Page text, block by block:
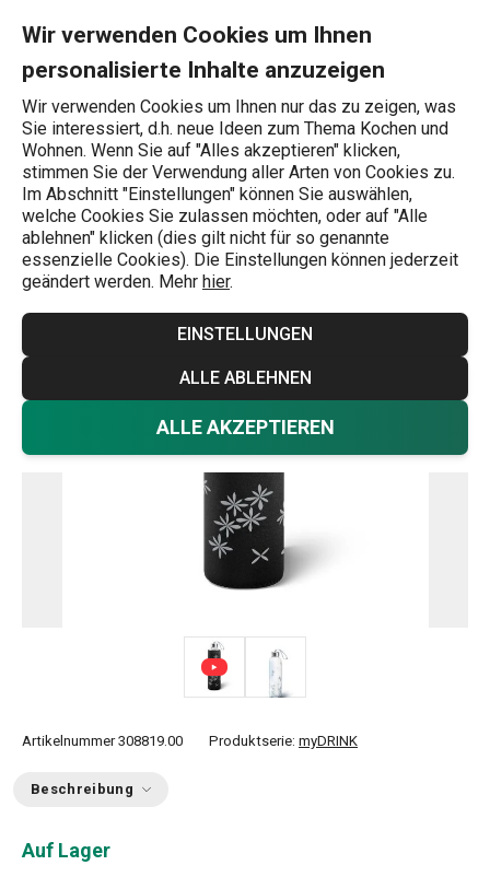
Wir verwenden Cookies um Ihnen
personalisierte Inhalte anzuzeigen
Wir verwenden Cookies um Ihnen nur das zu zeigen, was
Sie interessiert, d.h. neue Ideen zum Thema Kochen und
Wohnen. Wenn Sie auf "Alles akzeptieren" klicken,
stimmen Sie der Verwendung aller Arten von Cookies zu.
Im Abschnitt "Einstellungen" können Sie auswählen,
welche Cookies Sie zulassen möchten, oder auf "Alle
ablehnen" klicken (dies gilt nicht für so genannte
essenzielle Cookies). Die Einstellungen können jederzeit
geändert werden. Mehr hier.
EINSTELLUNGEN
ALLE ABLEHNEN
ALLE AKZEPTIEREN
Wonach suchen Sie?
Flaschen
Glasflasche mit Thermohülle
myDRINK 0,7 l
Artikelnummer 308819.00 Produktserie: myDRINK
Beschreibung
Auf Lager